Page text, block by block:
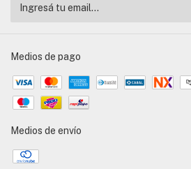
Medios de pago
Medios de envío